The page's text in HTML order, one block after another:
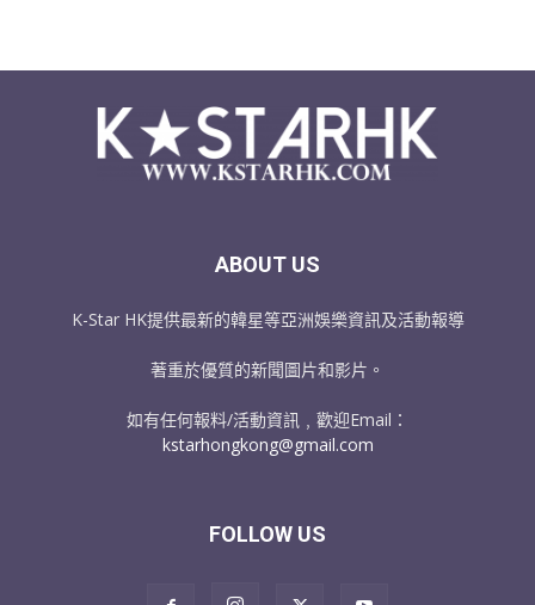
ABOUT US
K-Star HK提供最新的韓星等亞洲娛樂資訊及活動報導
著重於優質的新聞圖片和影片。
如有任何報料/活動資訊﹐歡迎Email：
kstarhongkong@gmail.com
FOLLOW US